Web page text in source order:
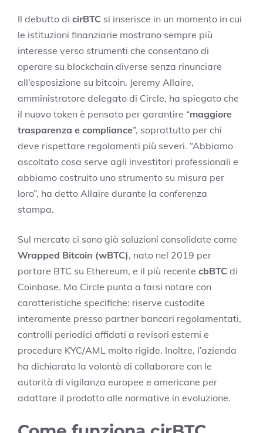
Il debutto di cirBTC si inserisce in un momento in cui
le istituzioni finanziarie mostrano sempre più
interesse verso strumenti che consentano di
operare su blockchain diverse senza rinunciare
all’esposizione su bitcoin. Jeremy Allaire,
amministratore delegato di Circle, ha spiegato che
il nuovo token è pensato per garantire “maggiore
trasparenza e compliance”, soprattutto per chi
deve rispettare regolamenti più severi. “Abbiamo
ascoltato cosa serve agli investitori professionali e
abbiamo costruito uno strumento su misura per
loro”, ha detto Allaire durante la conferenza
stampa.
Sul mercato ci sono già soluzioni consolidate come
Wrapped Bitcoin (wBTC), nato nel 2019 per
portare BTC su Ethereum, e il più recente cbBTC di
Coinbase. Ma Circle punta a farsi notare con
caratteristiche specifiche: riserve custodite
interamente presso partner bancari regolamentati,
controlli periodici affidati a revisori esterni e
procedure KYC/AML molto rigide. Inoltre, l’azienda
ha dichiarato la volontà di collaborare con le
autorità di vigilanza europee e americane per
adattare il prodotto alle normative in evoluzione.